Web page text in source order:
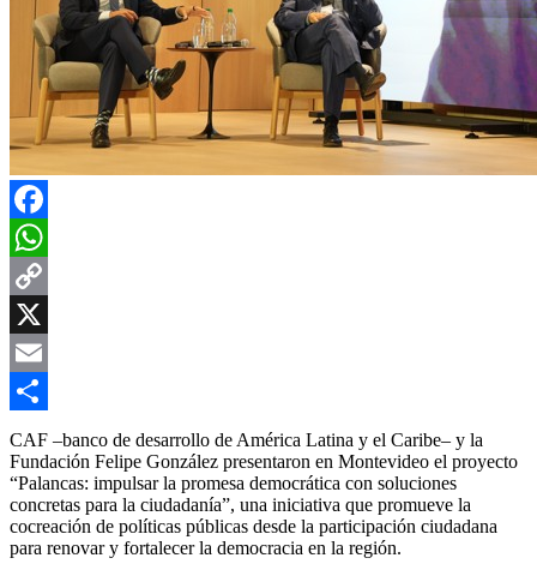
Facebook
WhatsApp
Copy
Link
X
Email
Compartir
CAF –banco de desarrollo de América Latina y el Caribe– y la
Fundación Felipe González presentaron en Montevideo el proyecto
“Palancas: impulsar la promesa democrática con soluciones
concretas para la ciudadanía”, una iniciativa que promueve la
cocreación de políticas públicas desde la participación ciudadana
para renovar y fortalecer la democracia en la región.